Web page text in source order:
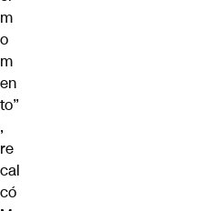
m
o
m
en
to”
,
re
cal
có